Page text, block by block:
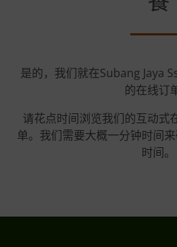
是的，我们就在Subang Jaya
的在线订
请花点时间浏览我们的互动式
单。我们需要大概一分钟时间
时间。